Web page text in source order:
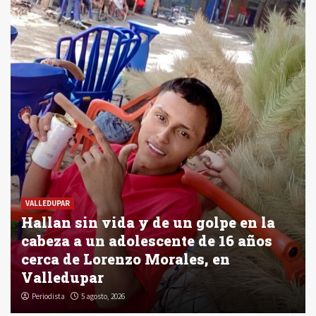
VALLEDUPAR
Hallan sin vida y de un golpe en la
cabeza a un adolescente de 16 años
cerca de Lorenzo Morales, en
Valledupar
Periodista 5 agosto, 2026